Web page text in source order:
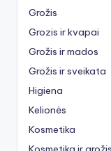
Grožis
Grozis ir kvapai
Grožis ir mados
Grožis ir sveikata
Higiena
Kelionės
Kosmetika